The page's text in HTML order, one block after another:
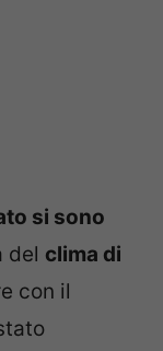
si sono
del clima di
con il